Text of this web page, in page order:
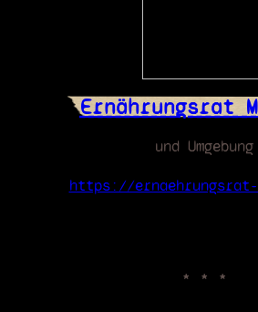
Ernährungsrat
und Umgebung
https://ernaehrungsrat-